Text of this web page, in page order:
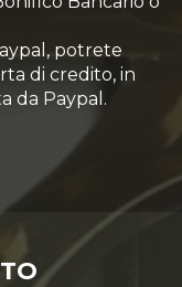
potrete
di credito, in
da Paypal.